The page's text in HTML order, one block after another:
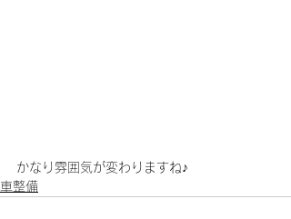
かなり雰囲気が変わりますね♪
車整備